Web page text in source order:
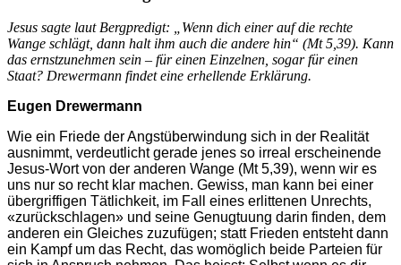
Jesus sagte laut Bergpredigt: „Wenn dich einer auf die rechte
Wange schlägt, dann halt ihm auch die andere hin“ (Mt 5,39). Kann
das ernstzunehmen sein – für einen Einzelnen, sogar für einen
Staat? Drewermann findet eine erhellende Erklärung.
Eugen Drewermann
Wie ein Friede der Angstüberwindung sich in der Realität
ausnimmt, verdeutlicht gerade jenes so irreal erscheinende
Jesus-Wort von der anderen Wange (Mt 5,39), wenn wir es
uns nur so recht klar machen. Gewiss, man kann bei einer
übergriffigen Tätlichkeit, im Fall eines erlittenen Unrechts,
«zurückschlagen» und seine Genugtuung darin finden, dem
anderen ein Gleiches zuzufügen; statt Frieden entsteht dann
ein Kampf um das Recht, das womöglich beide Parteien für